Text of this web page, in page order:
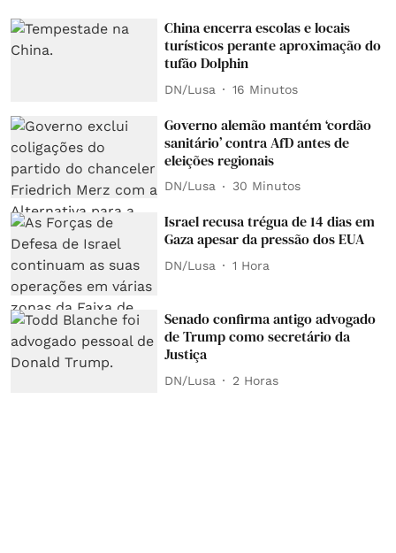
China encerra escolas e locais
turísticos perante aproximação do
tufão Dolphin
DN/Lusa 16 Minutos
Governo alemão mantém ‘cordão
sanitário’ contra AfD antes de
eleições regionais
DN/Lusa 30 Minutos
Israel recusa trégua de 14 dias em
Gaza apesar da pressão dos EUA
DN/Lusa 1 Hora
Senado confirma antigo advogado
de Trump como secretário da
Justiça
DN/Lusa 2 Horas